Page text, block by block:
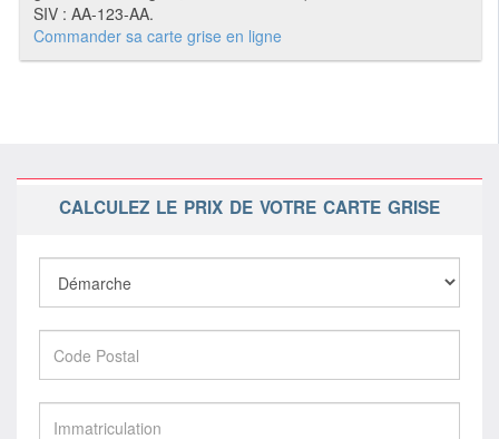
SIV : AA-123-AA.
Commander sa carte grise en ligne
CALCULEZ LE PRIX DE VOTRE CARTE GRISE